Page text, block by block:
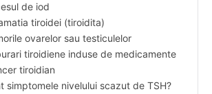
de iod
tiroidei (tiroidita)
ovarelor sau testiculelor
tiroidiene induse de medicamente
tiroidian
simptomele nivelului scazut de TSH?